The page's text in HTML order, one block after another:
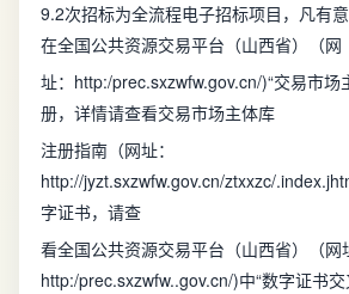
9.2次招标为全流程电子招标项目，凡有
在全国公共资源交易平台（山西省）（网
址：http:/prec.sxzwfw.gov.cn/)“交易市场
册，详情请查看交易市场主体库
注册指南（网址：
http://jyzt.sxzwfw.gov.cn/ztxxzc/
字证书，请查
看全国公共资源交易平台（山西省）（网
http:/prec.sxzwfw..gov.cn/)中“数字证书